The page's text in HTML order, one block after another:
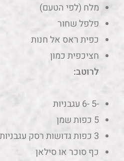
מלח (לפי הטעם)
פלפל שחור
כפית ראס אל חנות
חציכפית כמון
לרוטב:
-5 -6 עגבניות
5 כפות שמן
3 כפות גדושות רסק עגבניות
כף סוכר או סילאן